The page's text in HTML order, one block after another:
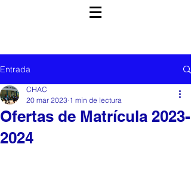
Entrada
Ofertas de Matrícula 2023-
2024
CHAC
20 mar 2023 1 min de lectura